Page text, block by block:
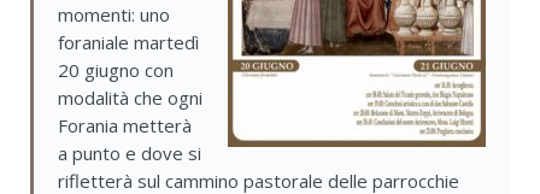
momenti: uno
foraniale martedì
20 giugno con
modalità che ogni
Forania metterà
a punto e dove si
rifletterà sul cammino pastorale delle parrocchie